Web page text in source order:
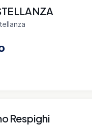
Respighi